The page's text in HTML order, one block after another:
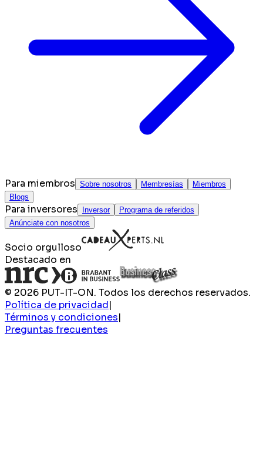
Para miembros Sobre nosotros Membresías
Miembros
Blogs
Para inversores Inversor
Programa de referidos
Anúnciate con nosotros
Socio orgulloso
Destacado en
© 2026 PUT-IT-ON. Todos los derechos reservados.
Política de privacidad|
Términos y condiciones|
Preguntas frecuentes